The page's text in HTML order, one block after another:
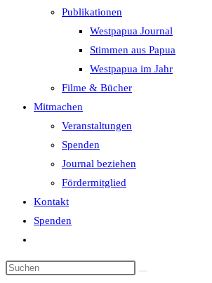
Publikationen
Westpapua Journal
Stimmen aus Papua
Westpapua im Jahr
Filme & Bücher
Mitmachen
Veranstaltungen
Spenden
Journal beziehen
Fördermitglied
Kontakt
Spenden
umschalten
Diese